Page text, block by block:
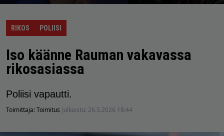
RIKOS POLIISI
Iso käänne Rauman vakavassa
rikosasiassa
Poliisi vapautti.
Toimittaja:Toimitus Julkaistu: 26.5.2026 18:44